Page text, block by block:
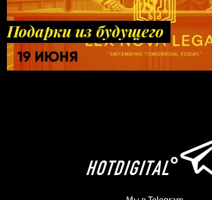
Подарки из будущего
19 ИЮНЯ